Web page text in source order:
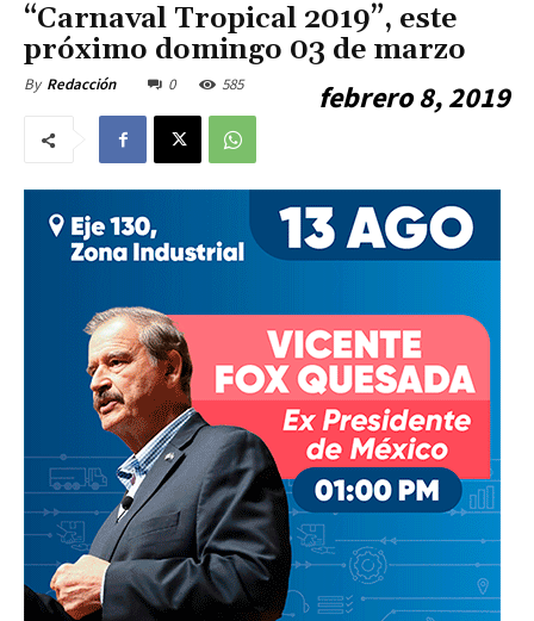
“Carnaval Tropical 2019”, este
próximo domingo 03 de marzo
By Redacción febrero 8, 2019
0 585